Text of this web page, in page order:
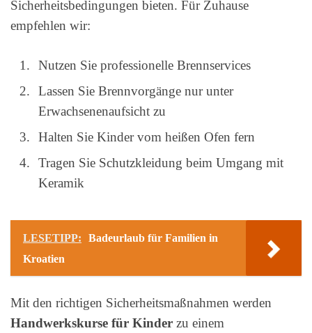
Sicherheitsbedingungen bieten. Für Zuhause
empfehlen wir:
Nutzen Sie professionelle Brennservices
Lassen Sie Brennvorgänge nur unter
Erwachsenenaufsicht zu
Halten Sie Kinder vom heißen Ofen fern
Tragen Sie Schutzkleidung beim Umgang mit
Keramik
LESETIPP:
Badeurlaub für Familien in
Kroatien
Mit den richtigen Sicherheitsmaßnahmen werden
Handwerkskurse für Kinder zu einem